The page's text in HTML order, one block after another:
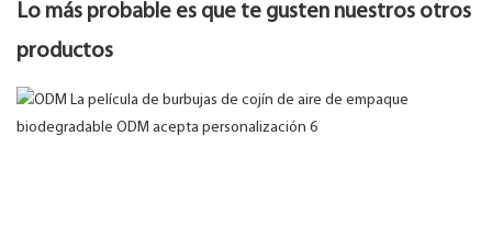
Lo más probable es que te gusten nuestros otros
productos